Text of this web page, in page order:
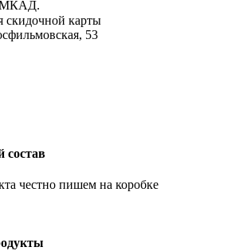
МКАД.
скидочной карты
53
состав
честно пишем на коробке